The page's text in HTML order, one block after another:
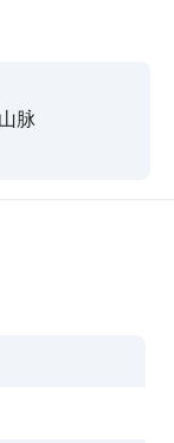
脉